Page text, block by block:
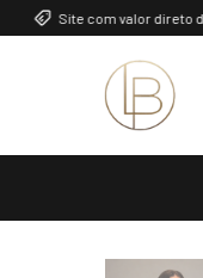
Site com valor direto de